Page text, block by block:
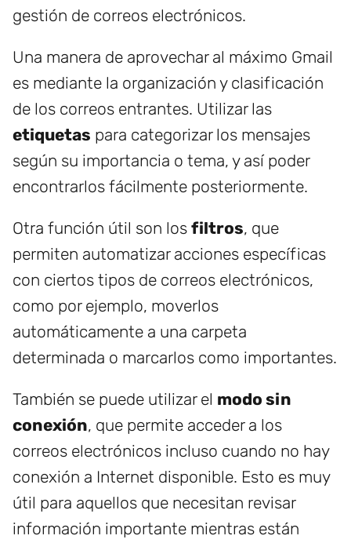
gestión de correos electrónicos.
Una manera de aprovechar al máximo Gmail
es mediante la organización y clasificación
de los correos entrantes. Utilizar las
etiquetas para categorizar los mensajes
según su importancia o tema, y así poder
encontrarlos fácilmente posteriormente.
Otra función útil son los filtros, que
permiten automatizar acciones específicas
con ciertos tipos de correos electrónicos,
como por ejemplo, moverlos
automáticamente a una carpeta
determinada o marcarlos como importantes.
También se puede utilizar el modo sin
conexión, que permite acceder a los
correos electrónicos incluso cuando no hay
conexión a Internet disponible. Esto es muy
útil para aquellos que necesitan revisar
información importante mientras están